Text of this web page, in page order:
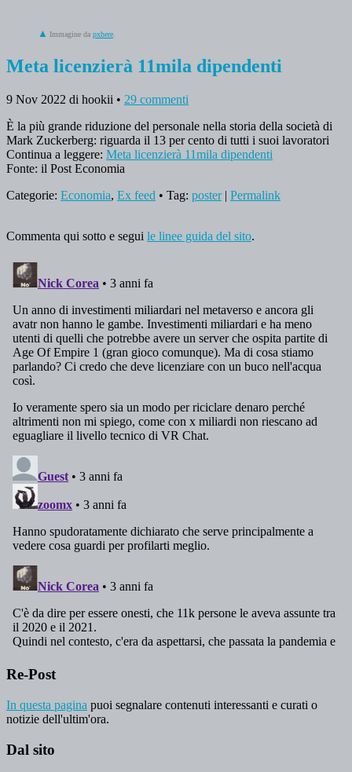
Immagine da pxhere
Meta licenzierà 11mila dipendenti
9 Nov 2022 di hookii • 29 commenti
È la più grande riduzione del personale nella storia della società di
Mark Zuckerberg: riguarda il 13 per cento di tutti i suoi lavoratori
Continua a leggere: Meta licenzierà 11mila dipendenti
Fonte: il Post Economia
Categorie: Economia, Ex feed • Tag: poster| Permalink
Commenta qui sotto e segui le linee guida del sito.
Re-Post
In questa pagina puoi segnalare contenuti interessanti e curati o
notizie dell'ultim'ora.
Dal sito